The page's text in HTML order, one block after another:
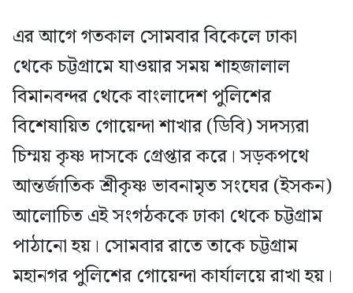
এর আগে গতকাল সোমবার বিকেলে ঢাকা
থেকে চট্টগ্রামে যাওয়ার সময় শাহজালাল
বিমানবন্দর থেকে বাংলাদেশ পুলিশের
বিশেষায়িত গোয়েন্দা শাখার (ডিবি) সদস্যরা
চিম্ময় কৃষ্ণ দাসকে গ্রেপ্তার করে। সড়কপথে
আন্তর্জাতিক শ্রীকৃষ্ণ ভাবনামৃত সংঘের (ইসকন)
আলোচিত এই সংগঠককে ঢাকা থেকে চট্টগ্রাম
পাঠানো হয়। সোমবার রাতে তাকে চট্টগ্রাম
মহানগর পুলিশের গোয়েন্দা কার্যালয়ে রাখা হয়।